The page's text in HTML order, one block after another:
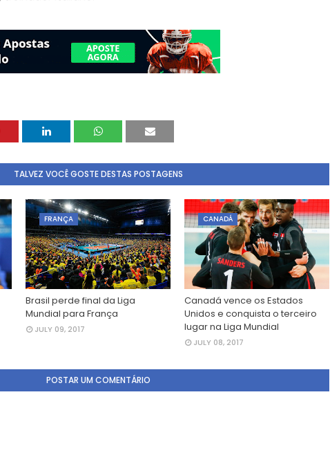
TALVEZ VOCÊ GOSTE DESTAS POSTAGENS
FRANÇA
Brasil perde final da Liga
Mundial para França
JULY 09, 2017
CANADÁ
Canadá vence os Estados
Unidos e conquista o terceiro
lugar na Liga Mundial
JULY 08, 2017
POSTAR UM COMENTÁRIO